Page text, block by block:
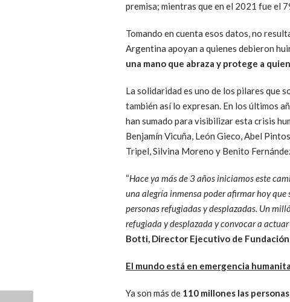
premisa; mientras que en el 2021 fue el
Tomando en cuenta esos datos, no
Argentina apoyan a quienes debieron
una mano que abraza y protege a
La solidaridad es uno de los pilares que
también así lo expresan. En los últimos
han sumado para visibilizar esta crisis
Benjamín Vicuña, León Gieco, Abel
Tripel, Silvina Moreno y Benito
“Hace ya más de 3 años iniciamos este
una alegría inmensa poder afirmar hoy que
personas refugiadas y desplazadas. Un
refugiada y desplazada y convocar a
Botti, Director Ejecutivo de
El mundo está en emergencia
Ya son más de 110 millones las